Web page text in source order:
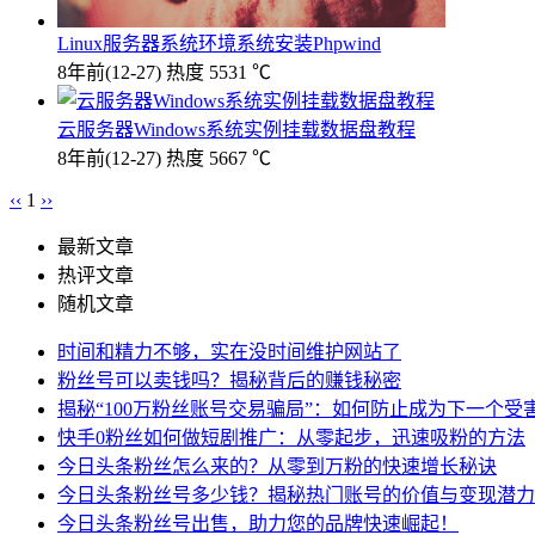
Linux服务器系统环境系统安装Phpwind
8年前(12-27) 热度 5531 ℃
云服务器Windows系统实例挂载数据盘教程
8年前(12-27) 热度 5667 ℃
‹‹ 1 ››
最新文章
热评文章
随机文章
时间和精力不够，实在没时间维护网站了
粉丝号可以卖钱吗？揭秘背后的赚钱秘密
揭秘“100万粉丝账号交易骗局”：如何防止成为下一个受
快手0粉丝如何做短剧推广：从零起步，迅速吸粉的方法
今日头条粉丝怎么来的？从零到万粉的快速增长秘诀
今日头条粉丝号多少钱？揭秘热门账号的价值与变现潜力
今日头条粉丝号出售，助力您的品牌快速崛起！